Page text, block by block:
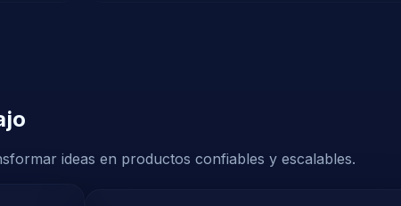
ideas en productos confiables y escalables.